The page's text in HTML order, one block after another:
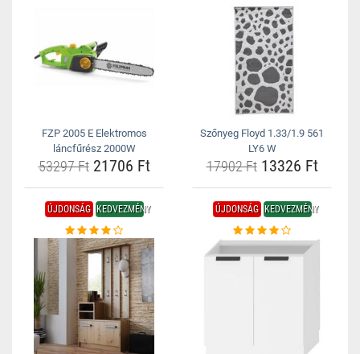
FZP 2005 E Elektromos
láncfűrész 2000W
53297 Ft21706 Ft
Szőnyeg Floyd 1.33/1.9 561
LY6 W
17902 Ft13326 Ft
ÚJDONSÁG KEDVEZMÉNY ÚJDONSÁG KEDVEZMÉNY